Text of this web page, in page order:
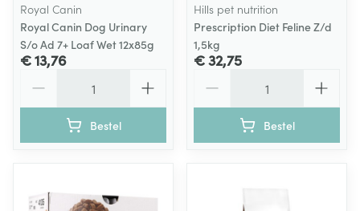
Royal Canin
Royal Canin Dog Urinary
S/o Ad 7+ Loaf Wet 12x85g
€ 13,76
Bestel
Hills pet nutrition
Prescription Diet Feline Z/d
1,5kg
€ 32,75
Bestel